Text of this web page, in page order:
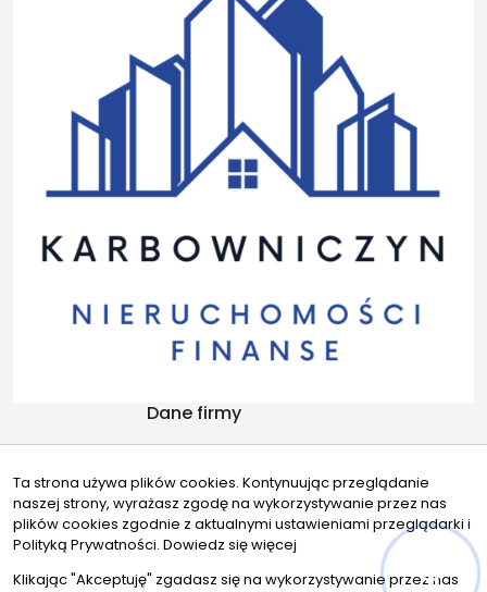
Dane firmy
Emilii Gierczak 24/25
70-825 Szczecin
Kontakt
biuro@karbowniczyn.pl
Znajdziesz nas tu
Ta strona używa plików cookies. Kontynuując przeglądanie
naszej strony, wyrażasz zgodę na wykorzystywanie przez nas
plików cookies zgodnie z aktualnymi ustawieniami przeglądarki i
Polityką Prywatności. Dowiedz się więcej
Klikając "Akceptuję" zgadasz się na wykorzystywanie przez nas